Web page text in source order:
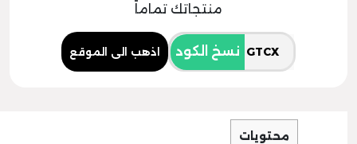
منتجاتك تماماً
نسخ الكود اذهب الى الموقع
محتويات